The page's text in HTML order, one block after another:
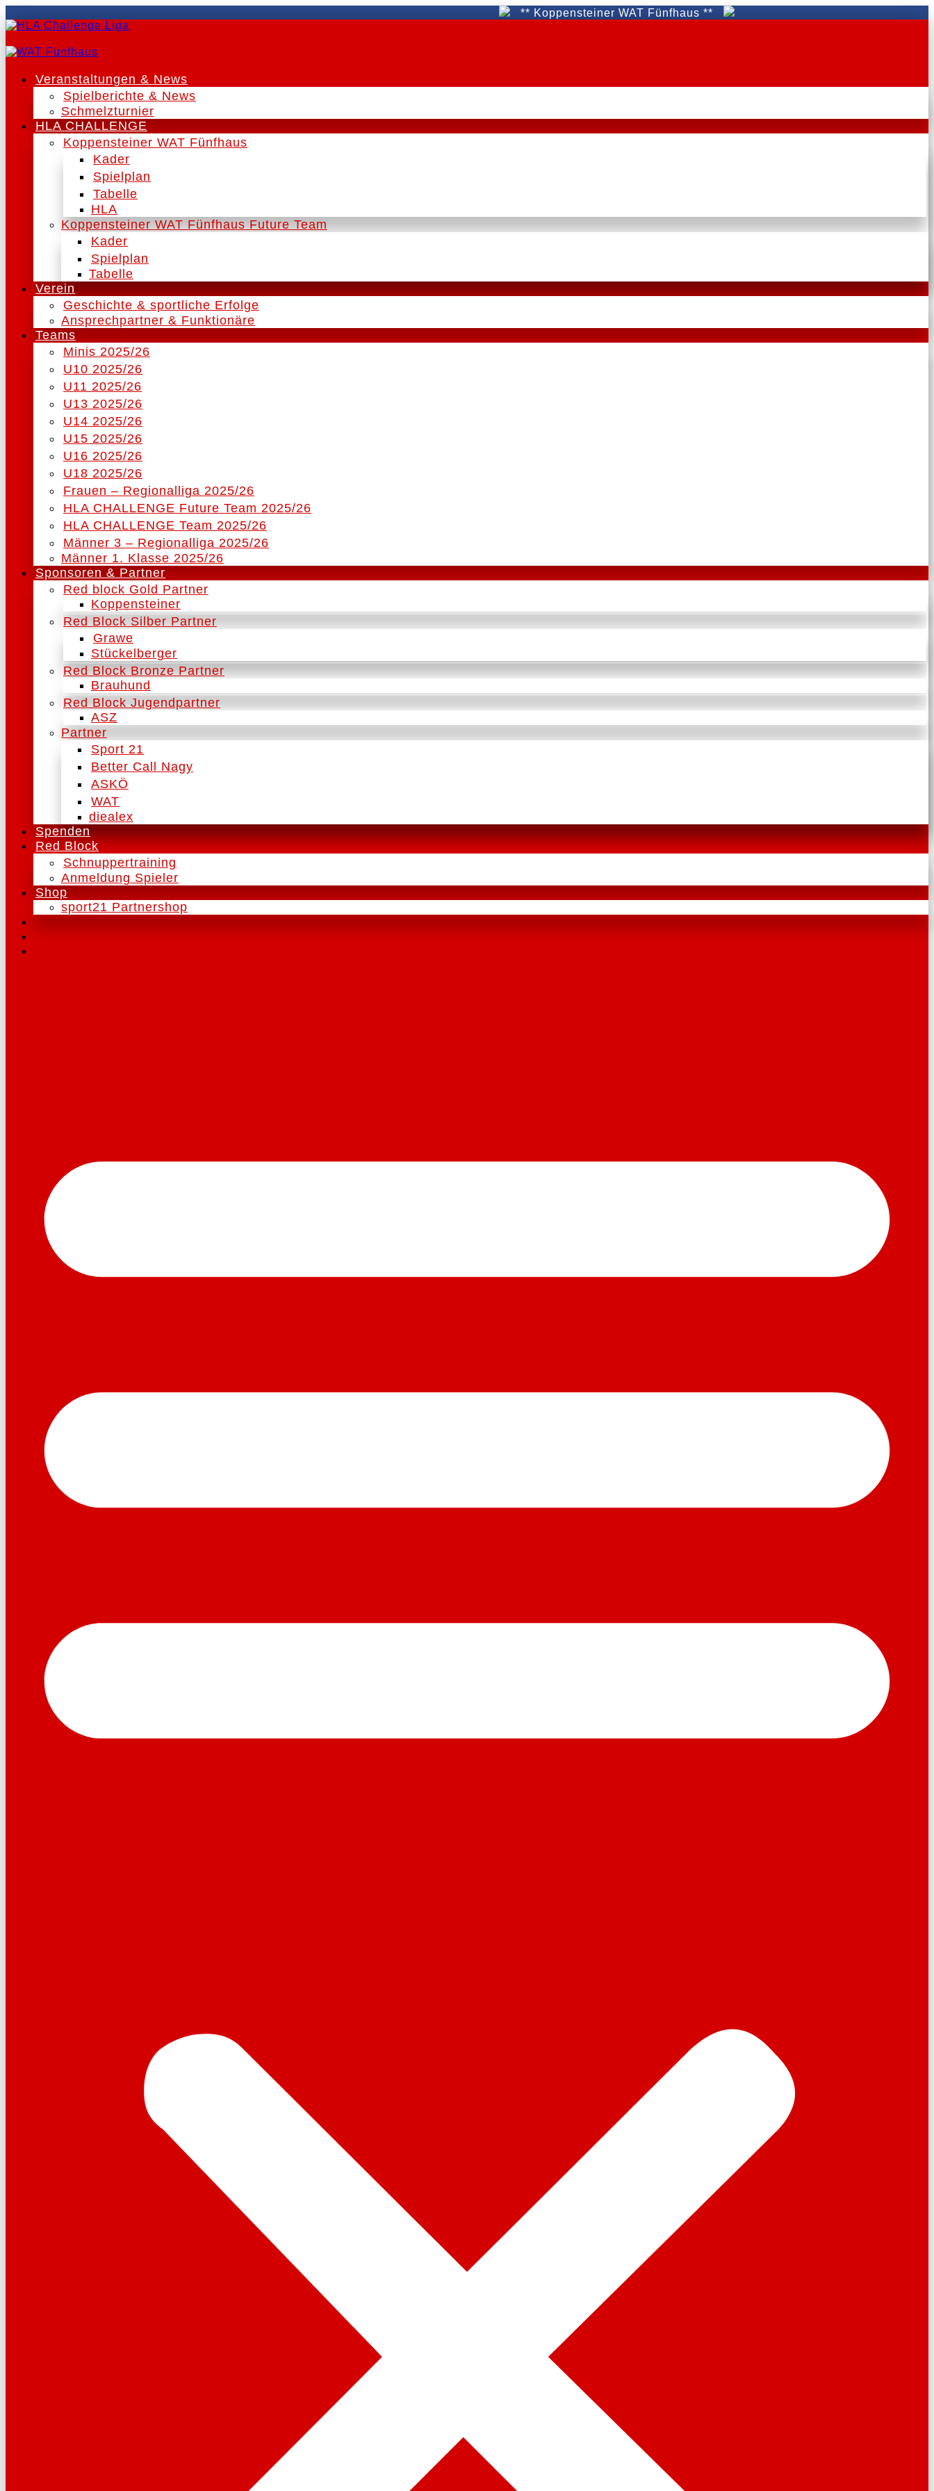
** Koppensteiner WAT Fünfhaus **
Veranstaltungen & News
Spielberichte & News
Schmelzturnier
HLA CHALLENGE
Koppensteiner WAT Fünfhaus
Kader
Spielplan
Tabelle
HLA
Koppensteiner WAT Fünfhaus Future Team
Kader
Spielplan
Tabelle
Verein
Geschichte & sportliche Erfolge
Ansprechpartner & Funktionäre
Teams
Minis 2025/26
U10 2025/26
U11 2025/26
U13 2025/26
U14 2025/26
U15 2025/26
U16 2025/26
U18 2025/26
Frauen – Regionalliga 2025/26
HLA CHALLENGE Future Team 2025/26
HLA CHALLENGE Team 2025/26
Männer 3 – Regionalliga 2025/26
Männer 1. Klasse 2025/26
Sponsoren & Partner
Red block Gold Partner
Koppensteiner
Red Block Silber Partner
Grawe
Stückelberger
Red Block Bronze Partner
Brauhund
Red Block Jugendpartner
ASZ
Partner
Sport 21
Better Call Nagy
ASKÖ
WAT
diealex
Spenden
Red Block
Schnuppertraining
Anmeldung Spieler
Shop
sport21 Partnershop